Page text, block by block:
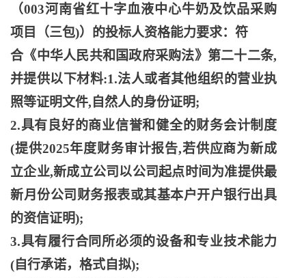
（003河南省红十字血液中心牛奶及饮品采购
项目（三包)）的投标人资格能力要求：符
合《中华人民共和国政府采购法》第二十二条,
并提供以下材料:1.法人或者其他组织的营业执
照等证明文件,自然人的身份证明;
2.具有良好的商业信誉和健全的财务会计制度
(提供2025年度财务审计报告,若供应商为新成
立企业,新成立公司以公司起点时间为准提供最
新月份公司财务报表或其基本户开户银行出具
的资信证明);
3.具有履行合同所必须的设备和专业技术能力
(自行承诺，格式自拟);